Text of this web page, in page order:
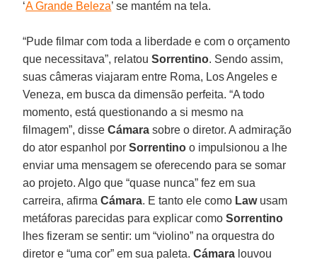
‘A Grande Beleza’ se mantém na tela.
“Pude filmar com toda a liberdade e com o orçamento
que necessitava”, relatouSorrentino. Sendo assim,
suas câmeras viajaram entre Roma, Los Angeles e
Veneza, em busca da dimensão perfeita. “A todo
momento, está questionando a si mesmo na
filmagem”, disseCámara sobre o diretor. A admiração
do ator espanhol porSorrentino o impulsionou a lhe
enviar uma mensagem se oferecendo para se somar
ao projeto. Algo que “quase nunca” fez em sua
carreira, afirmaCámara. E tanto ele como Lawusam
metáforas parecidas para explicar comoSorrentino
lhes fizeram se sentir: um “violino” na orquestra do
diretor e “uma cor” em sua paleta.Cámara louvou